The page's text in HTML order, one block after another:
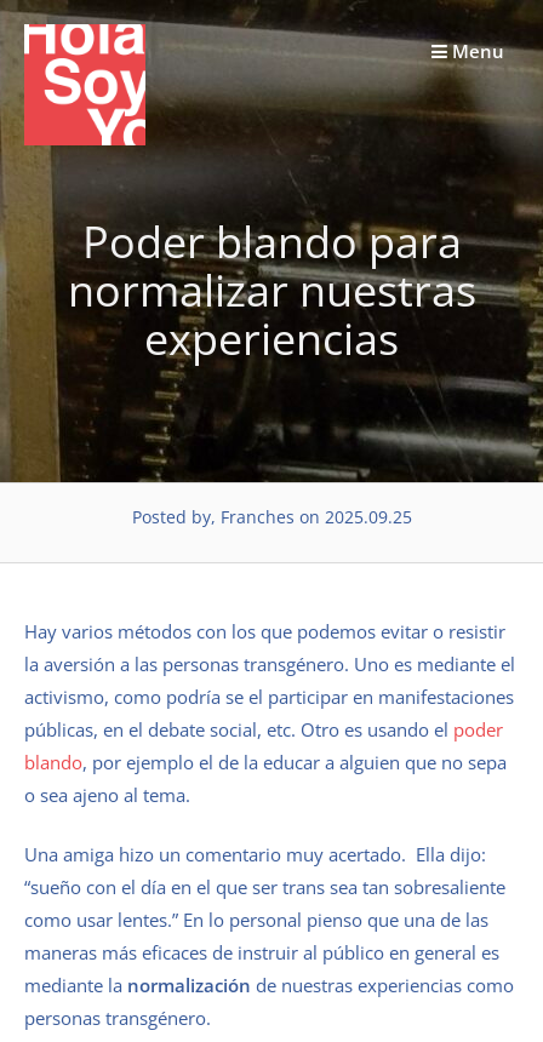
Skip
to
content
Menu
Poder blando para
normalizar nuestras
experiencias
Posted by, Franches on 2025.09.25
Hay varios métodos con los que podemos evitar o resistir
la aversión a las personas transgénero. Uno es mediante el
activismo, como podría se el participar en manifestaciones
públicas, en el debate social, etc. Otro es usando el poder
blando, por ejemplo el de la educar a alguien que no sepa
o sea ajeno al tema.
Una amiga hizo un comentario muy acertado. Ella dijo:
“sueño con el día en el que ser trans sea tan sobresaliente
como usar lentes.” En lo personal pienso que una de las
maneras más eficaces de instruir al público en general es
mediante la normalización de nuestras experiencias como
personas transgénero.